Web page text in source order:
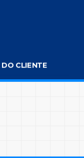
CLIENTE